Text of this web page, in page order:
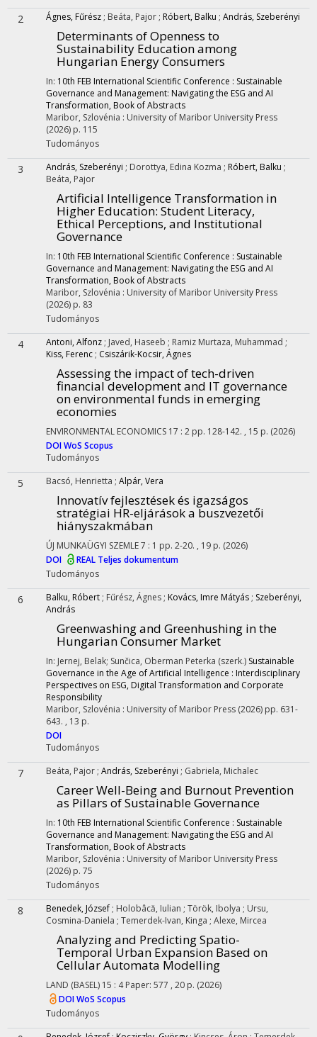
2 Ágnes, Fűrész ; Beáta, Pajor ; Róbert, Balku ; András, Szeberényi
Determinants of Openness to
Sustainability Education among
Hungarian Energy Consumers
In: 10th FEB International Scientific Conference : Sustainable
Governance and Management: Navigating the ESG and AI
Transformation, Book of Abstracts
Maribor, Szlovénia : University of Maribor University Press
(2026) p. 115
Tudományos
3 András, Szeberényi ; Dorottya, Edina Kozma ; Róbert, Balku ;
Beáta, Pajor
Artificial Intelligence Transformation in
Higher Education: Student Literacy,
Ethical Perceptions, and Institutional
Governance
In: 10th FEB International Scientific Conference : Sustainable
Governance and Management: Navigating the ESG and AI
Transformation, Book of Abstracts
Maribor, Szlovénia : University of Maribor University Press
(2026) p. 83
Tudományos
4 Antoni, Alfonz ; Javed, Haseeb ; Ramiz Murtaza, Muhammad ;
Kiss, Ferenc ; Csiszárik-Kocsir, Ágnes
Assessing the impact of tech-driven
financial development and IT governance
on environmental funds in emerging
economies
ENVIRONMENTAL ECONOMICS 17 : 2 pp. 128-142. , 15 p. (2026)
DOIWoS Scopus
Tudományos
5 Bacsó, Henrietta ; Alpár, Vera
Innovatív fejlesztések és igazságos
stratégiai HR-eljárások a buszvezetői
hiányszakmában
ÚJ MUNKAÜGYI SZEMLE7 : 1 pp. 2-20. , 19 p. (2026)
DOI
REAL Teljes dokumentum
Tudományos
6 Balku, Róbert ; Fűrész, Ágnes ; Kovács, Imre Mátyás ; Szeberényi,
András
Greenwashing and Greenhushing in the
Hungarian Consumer Market
In: Jernej, Belak; Sunčica, Oberman Peterka (szerk.) Sustainable
Governance in the Age of Artificial Intelligence : Interdisciplinary
Perspectives on ESG, Digital Transformation and Corporate
Responsibility
Maribor, Szlovénia : University of Maribor Press (2026) pp. 631-
643. , 13 p.
DOI
Tudományos
7 Beáta, Pajor ; András, Szeberényi ; Gabriela, Michalec
Career Well-Being and Burnout Prevention
as Pillars of Sustainable Governance
In: 10th FEB International Scientific Conference : Sustainable
Governance and Management: Navigating the ESG and AI
Transformation, Book of Abstracts
Maribor, Szlovénia : University of Maribor University Press
(2026) p. 75
Tudományos
8 Benedek, József ; Holobâcă, Iulian ; Török, Ibolya ; Ursu,
Cosmina-Daniela ; Temerdek-Ivan, Kinga ; Alexe, Mircea
Analyzing and Predicting Spatio-
Temporal Urban Expansion Based on
Cellular Automata Modelling
LAND (BASEL) 15 : 4 Paper: 577 , 20 p. (2026)
DOIWoS Scopus
Tudományos